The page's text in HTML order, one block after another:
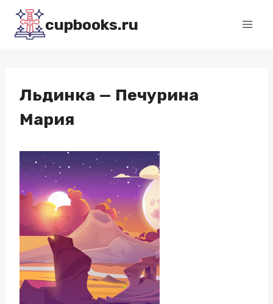
Перейти
содержимому
cupbooks.ru
Льдинка — Печурина
Мария